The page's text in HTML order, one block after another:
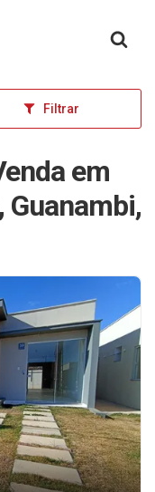
Filtrar
em
Guanambi,